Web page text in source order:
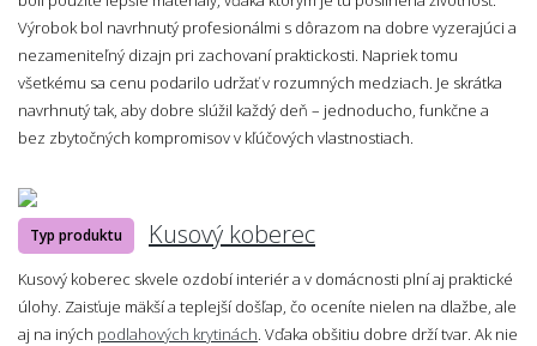
Výrobok bol navrhnutý profesionálmi s dôrazom na dobre vyzerajúci a
nezameniteľný dizajn pri zachovaní praktickosti. Napriek tomu
všetkému sa cenu podarilo udržať v rozumných medziach. Je skrátka
navrhnutý tak, aby dobre slúžil každý deň – jednoducho, funkčne a
bez zbytočných kompromisov v kľúčových vlastnostiach.
Typ produktu Kusový koberec
Kusový koberec skvele ozdobí interiér a v domácnosti plní aj praktické
úlohy. Zaisťuje mäkší a teplejší došľap, čo oceníte nielen na dlažbe, ale
aj na iných podlahových krytinách . Vďaka obšitiu dobre drží tvar. Ak nie